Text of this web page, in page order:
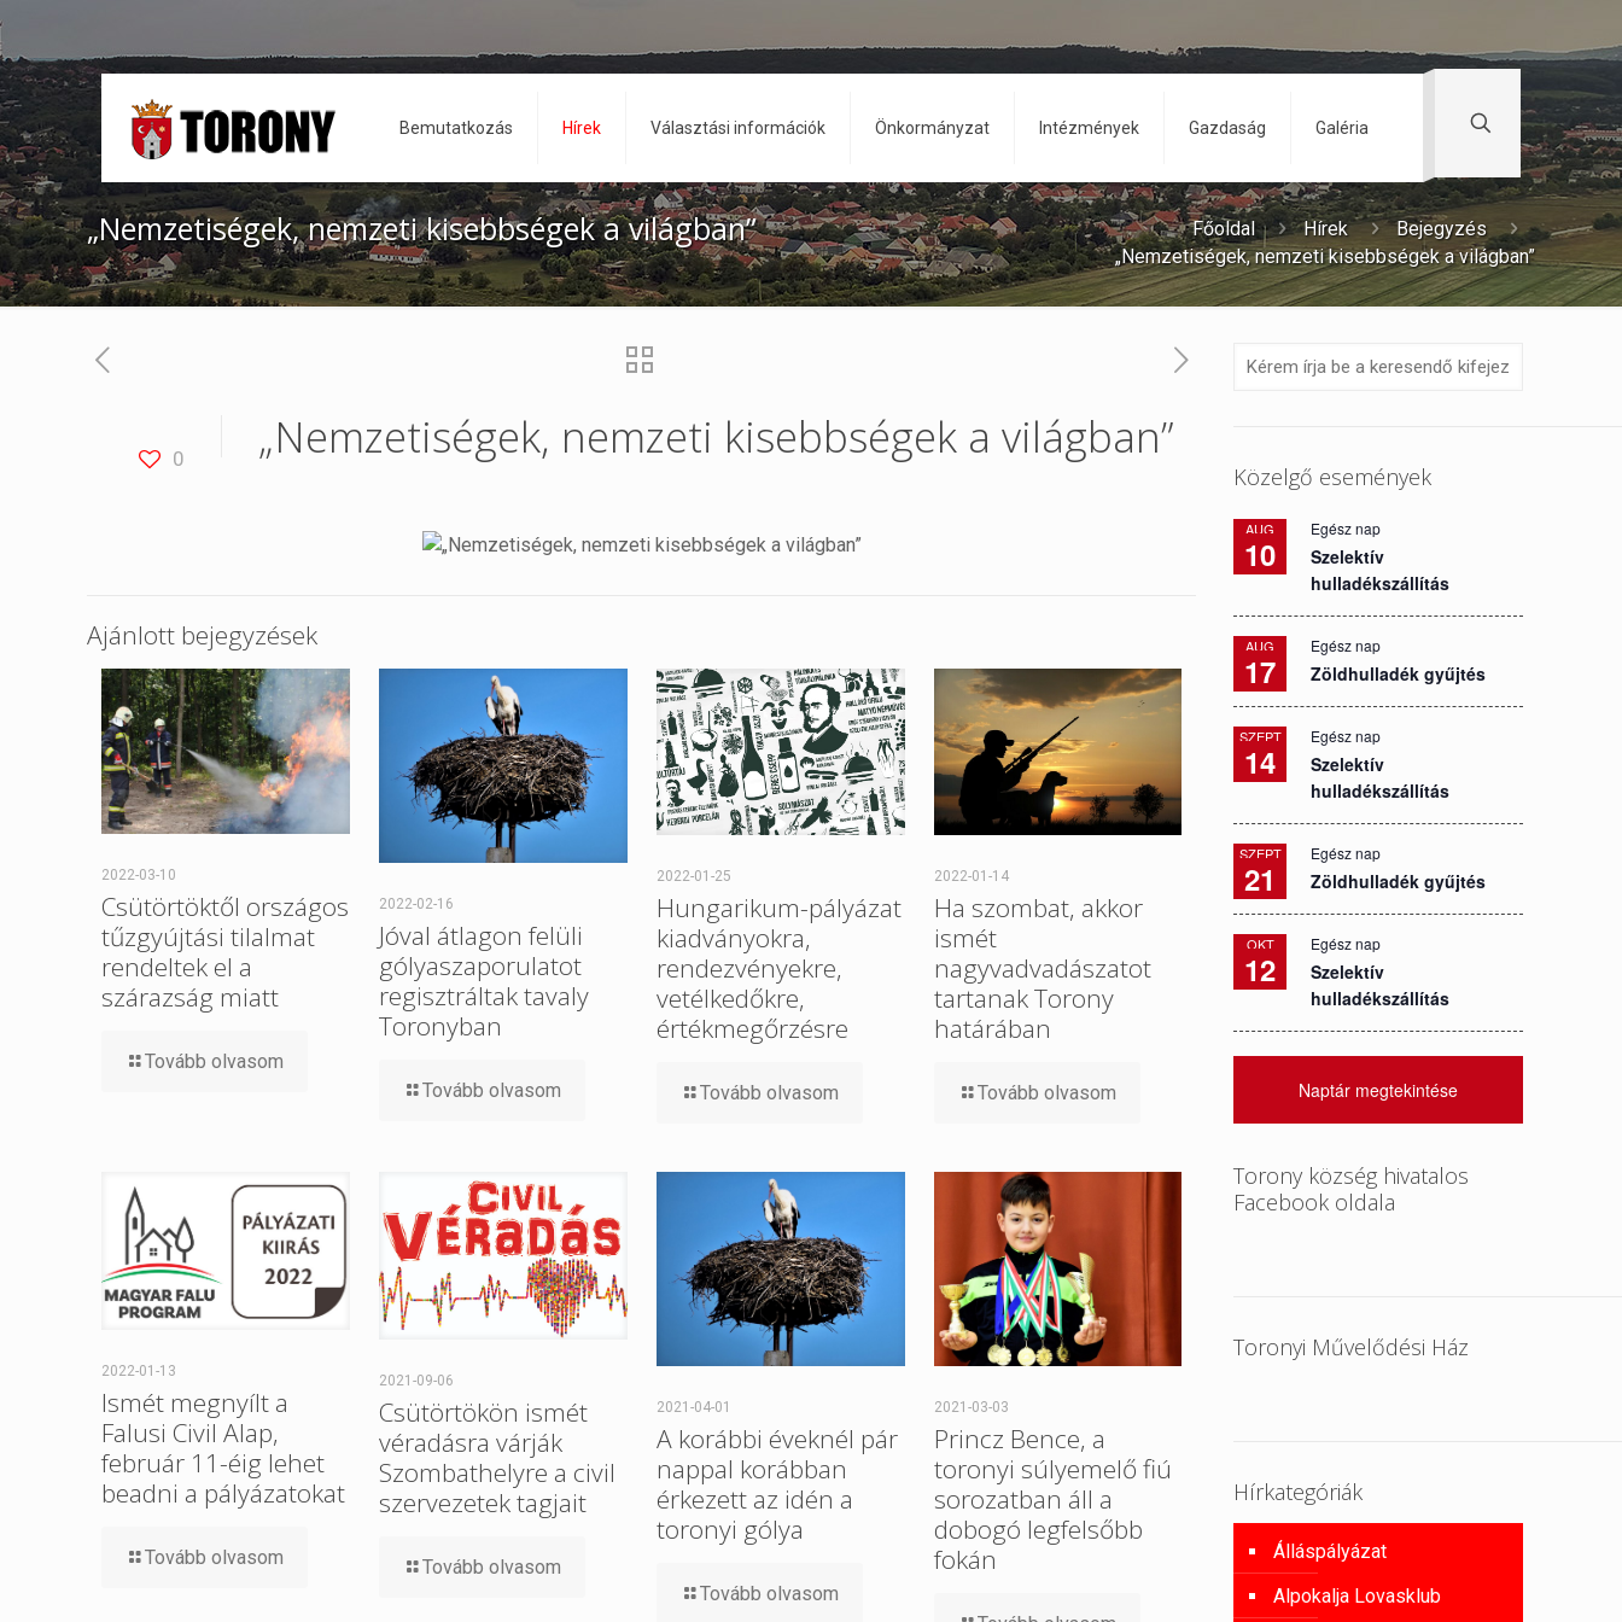
Bemutatkozás Hírek Választási információk Önkormányzat Intézmények Gazdaság Galéria
„Nemzetiségek, nemzeti kisebbségek a világban” Főoldal Hírek
Bejegyzés
„Nemzetiségek, nemzeti kisebbségek a világban”
0 „Nemzetiségek, nemzeti kisebbségek a világban”
Ajánlott bejegyzések
2022-03-10
Csütörtöktől országos
tűzgyújtási tilalmat
rendeltek el a
szárazság miatt
Tovább olvasom
2022-02-16
Jóval átlagon felüli
gólyaszaporulatot
regisztráltak tavaly
Toronyban
Tovább olvasom
2022-01-25
Hungarikum-pályázat
kiadványokra,
rendezvényekre,
vetélkedőkre,
értékmegőrzésre
Tovább olvasom
2022-01-14
Ha szombat, akkor
ismét
nagyvadvadászatot
tartanak Torony
határában
Tovább olvasom
2022-01-13
Ismét megnyílt a
Falusi Civil Alap,
február 11-éig lehet
beadni a pályázatokat
Tovább olvasom
2021-09-06
Csütörtökön ismét
véradásra várják
Szombathelyre a civil
szervezetek tagjait
Tovább olvasom
2021-04-01
A korábbi éveknél pár
nappal korábban
érkezett az idén a
toronyi gólya
Tovább olvasom
2021-03-03
Princz Bence, a
toronyi súlyemelő fiú
sorozatban áll a
dobogó legfelsőbb
fokán
Közelgő események
AUG
10
Egész nap
Szelektív
hulladékszállítás
AUG
17
Egész nap
Zöldhulladék gyűjtés
SZEPT
14
Egész nap
Szelektív
hulladékszállítás
SZEPT
21
Egész nap
Zöldhulladék gyűjtés
OKT
12
Egész nap
Szelektív
hulladékszállítás
Naptár megtekintése
Torony község hivatalos
Facebook oldala
Toronyi Művelődési Ház
Hírkategóriák
Álláspályázat
Alpokalja Lovasklub